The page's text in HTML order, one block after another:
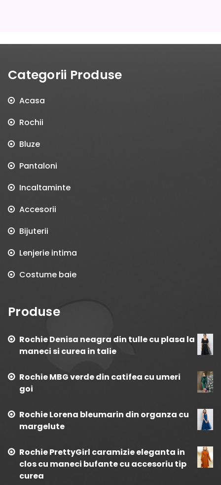
Categorii Produse
Acasa
Rochii
Bluze
Pantaloni
Incaltaminte
Accesorii
Bijuterii
Lenjerie intima
Costume baie
Produse
Rochie Denisa neagra din tulle cu plasa la
maneci si curea in talie
Rochie MBG verde din catifea cu umeri
goi
Rochie Lorena bleumarin din organza cu
margelute
Rochie PrettyGirl caramizie eleganta in
clos cu maneci bufante cu accesoriu tip
curea